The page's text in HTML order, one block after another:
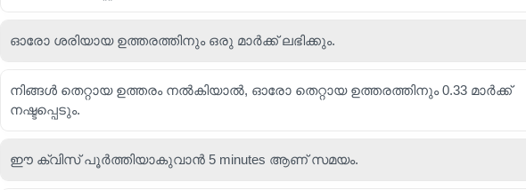
ഓരോ ശരിയായ ഉത്തരത്തിനും ഒരു മാർക്ക് ലഭിക്കും.
നിങ്ങൾ തെറ്റായ ഉത്തരം നൽകിയാൽ, ഓരോ തെറ്റായ ഉത്തരത്തിനും 0.33 മാർക്ക്
നഷ്ടപ്പെടും.
ഈ ക്വിസ് പൂർത്തിയാകുവാൻ 5 minutes ആണ് സമയം.